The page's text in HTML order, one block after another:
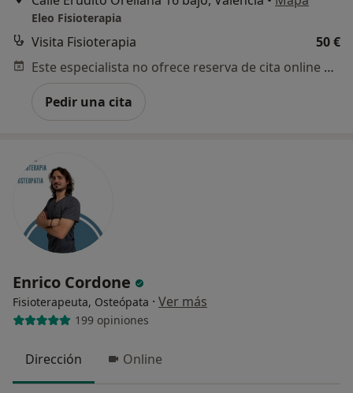
Eleo Fisioterapia
Visita Fisioterapia
50 €
Este especialista no ofrece reserva de cita online en esta dirección.
Pedir una cita
Enrico Cordone
Fisioterapeuta, Osteópata · Ver más
199 opiniones
Dirección Online